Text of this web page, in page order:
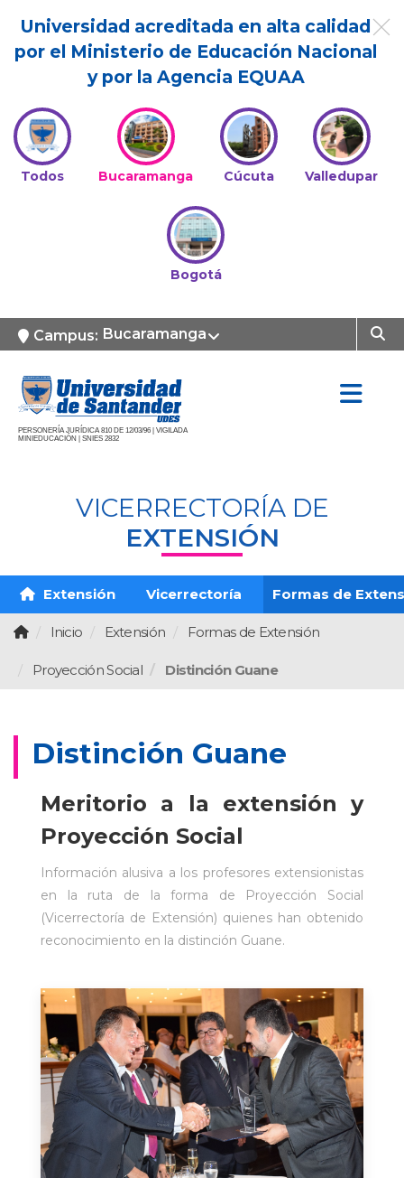
Universidad acreditada en alta calidad
por el Ministerio de Educación Nacional
y por la Agencia EQUAA
Todos Bucaramanga Cúcuta Valledupar
Bogotá
Campus: Bucaramanga
PERSONERÍA JURÍDICA 810 DE 12/03/96 | VIGILADA
MINIEDUCACIÓN | SNIES 2832
VICERRECTORÍA DE
EXTENSIÓN
Extensión Vicerrectoría Formas de
Inicio Extensión Formas de Extensión
Proyección Social Distinción Guane
Distinción Guane
Meritorio a la extensión y
Proyección Social
Información alusiva a los profesores extensionistas
en la ruta de la forma de Proyección Social
(Vicerrectoría de Extensión) quienes han obtenido
reconocimiento en la distinción Guane.